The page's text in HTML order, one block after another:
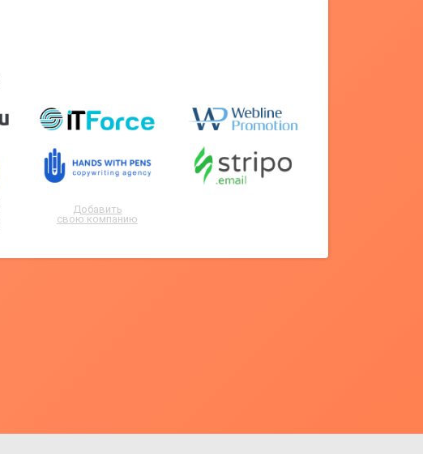
Добавить
свою компанию